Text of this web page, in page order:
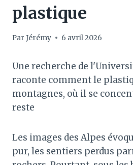
plastique
Par Jérémy 6 avril 2026
Une recherche de
raconte comment le
montagnes, où il se
reste
Les images des Alpes
pur, les sentiers perdus